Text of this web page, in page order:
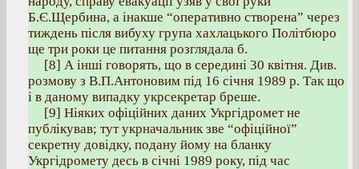
Б.Є.Щербина, а інакше “оперативно створена” через
тиждень після вибуху група хахлацького Політбюро
ще три роки це питання розглядала б.
[8] А інші говорять, що в середині 30 квітня. Див.
розмову з В.П.Антоновим під 16 січня 1989 р. Так що
і в даному випадку укрсекретар бреше.
[9] Ніяких офіційних даних Укргідромет не
публікував; тут укрначальник зве “офіційної”
секретну довідку, подану йому на бланку
Укргідромету десь в січні 1989 року, під час